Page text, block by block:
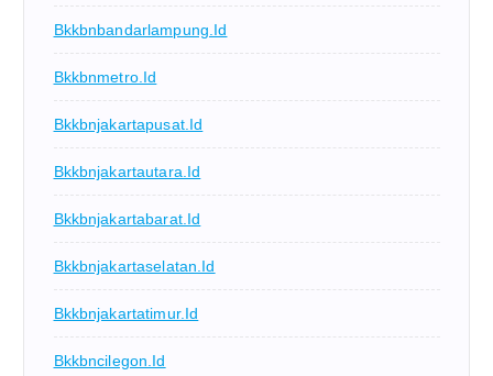
Bkkbnbandarlampung.id
Bkkbnmetro.id
Bkkbnjakartapusat.id
Bkkbnjakartautara.id
Bkkbnjakartabarat.id
Bkkbnjakartaselatan.id
Bkkbnjakartatimur.id
Bkkbncilegon.id